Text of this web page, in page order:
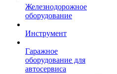
Железнодорожное
оборудование
Инструмент
Гаражное
оборудование для
автосервиса